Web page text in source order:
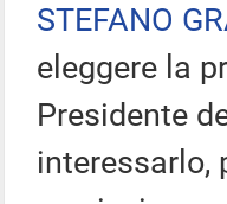
STEFANO
eleggere la
Presidente
interessarlo,